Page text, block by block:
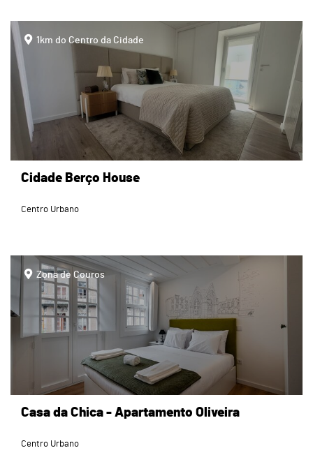
page
1km do Centro da Cidade
Cidade Berço House
Centro Urbano
page
Zona de Couros
Casa da Chica - Apartamento Oliveira
Centro Urbano